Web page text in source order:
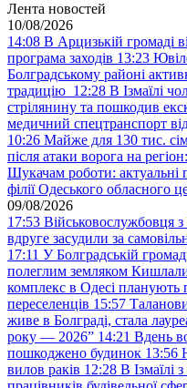
Лента новостей
10/08/2026
14:08 В Арцизькій громаді
програма заходів 13:23
Болградському районі
традицію 12:28 В Ізмаїлі
стрілянину та пошкодив
медичний спецтранспорт від
10:26 Майже для 130 тис.
після атаки ворога на
Шукачам роботи: актуальні
філії Одеського обласного
09/08/2026
17:53 Військовослужбовця
вдруге засудили за
17:11 У Болградській
полеглим земляком
комплекс в Одесі планують
переселенців 15:57
живе в Болграді, стала
року — 2026” 14:21 Вдень
пошкоджено будинок 13:56
вилов раків 12:28 В Ізмаїлі